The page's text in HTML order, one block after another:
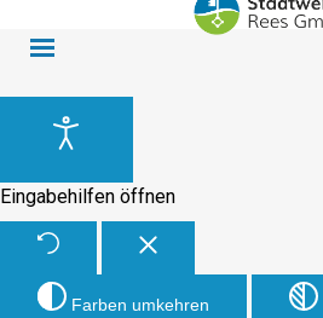
Eingabehilfen öffnen
Farben umkehren